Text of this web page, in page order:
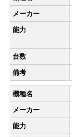
メーカー
能力
台数
備考
機種名
メーカー
能力